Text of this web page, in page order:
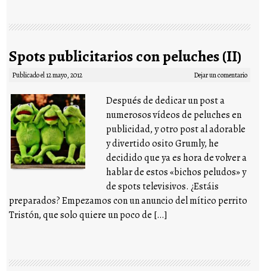
Spots publicitarios con peluches (II)
Publicado el12 mayo, 2012 Dejar un comentario
Después de dedicar un post a
numerosos vídeos de peluches en
publicidad, y otro post al adorable
y divertido osito Grumly, he
decidido que ya es hora de volver a
hablar de estos «bichos peludos» y
de spots televisivos. ¿Estáis
preparados? Empezamos con un anuncio del mítico perrito
Tristón, que solo quiere un poco de […]